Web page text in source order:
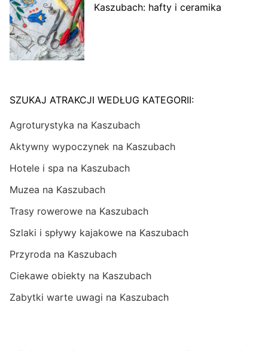
Kaszubach: hafty i ceramika
SZUKAJ ATRAKCJI WEDŁUG KATEGORII:
Agroturystyka na Kaszubach
Aktywny wypoczynek na Kaszubach
Hotele i spa na Kaszubach
Muzea na Kaszubach
Trasy rowerowe na Kaszubach
Szlaki i spływy kajakowe na Kaszubach
Przyroda na Kaszubach
Ciekawe obiekty na Kaszubach
Zabytki warte uwagi na Kaszubach